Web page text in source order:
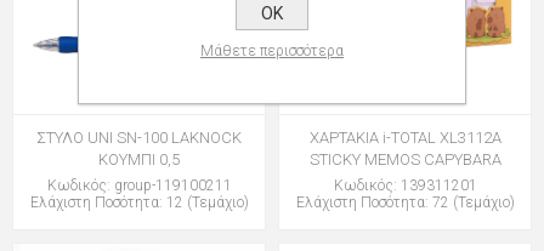
ΣΤΥΛΟ UNI SN-100 LAKNOCK
ΚΟΥΜΠΙ 0,5
Κωδικός: group-119100211
Ελάχιστη Ποσότητα: 12 (Τεμάχιο)
ΧΑΡΤΑΚΙΑ i-TOTAL XL3112A
STICKY MEMOS CAPYBARA
Κωδικός: 139311201
Ελάχιστη Ποσότητα: 72 (Τεμάχιο)
OK
Μάθετε περισσότερα